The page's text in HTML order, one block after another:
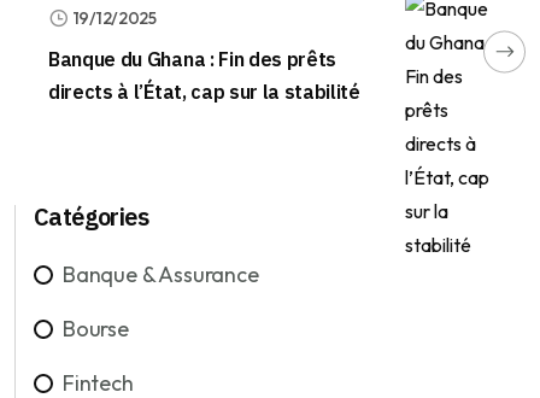
19/12/2025
Banque du Ghana : Fin des prêts
directs à l’État, cap sur la stabilité
Catégories
Banque & Assurance
Bourse
Fintech